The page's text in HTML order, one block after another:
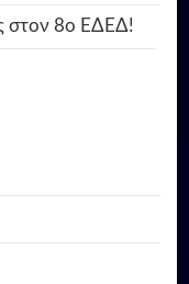
στον 8ο ΕΔΕΔ!